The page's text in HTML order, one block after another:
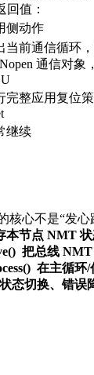
回值：
侧动作
当前通信循环
通信对象
完整应用复位
继续
核心不是“发
本节点 NMT
把总线
在主循环/
态切换、错误